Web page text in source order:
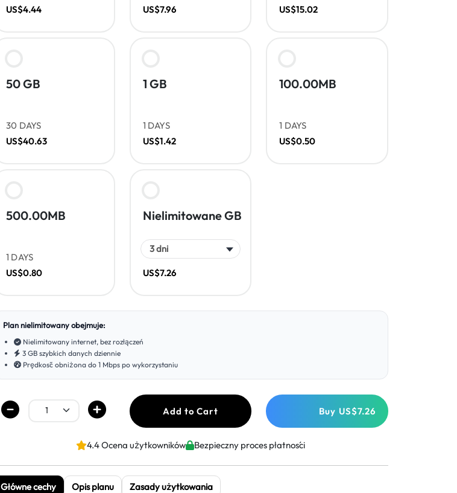
US$4.44
US$7.96
US$15.02
50 GB
30 DAYS
US$40.63
1 GB
1 DAYS
US$1.42
100.00MB
1 DAYS
US$0.50
500.00MB
1 DAYS
US$0.80
Nielimitowane GB
US$7.26
Plan nielimitowany obejmuje:
Nielimitowany internet, bez rozłączeń
3 GB szybkich danych dziennie
Prędkość obniżona do 1 Mbps po wykorzystaniu
Add to Cart Buy US$7.26
4.4 Ocena użytkowników Bezpieczny proces płatności
Główne cechy Opis planu Zasady użytkowania